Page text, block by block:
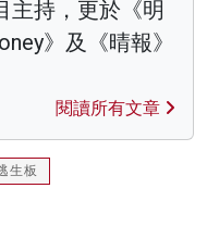
主持，更於《明
》及《晴報》
閱讀所有文章
生板